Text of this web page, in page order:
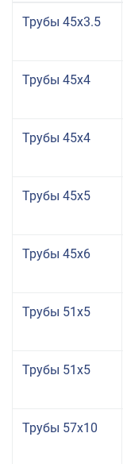
Трубы 45x3.5
Трубы 45x4
Трубы 45x4
Трубы 45x5
Трубы 45x6
Трубы 51x5
Трубы 51x5
Трубы 57x10